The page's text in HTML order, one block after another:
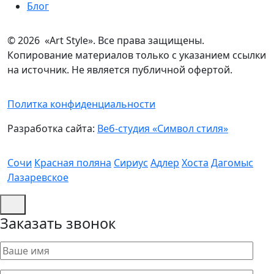
Блог
© 2026 «Art Style». Все права защищены.
Копирование материалов только с указанием ссылки
на источник. Не является публичной офертой.
Политка конфиденциальности
Разработка сайта: Веб-студия «Символ стиля»
Сочи Красная поляна Сириус Адлер Хоста Дагомыс
Лазаревское
Заказать звонок